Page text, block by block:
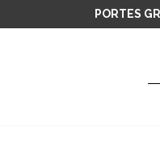
PORTES